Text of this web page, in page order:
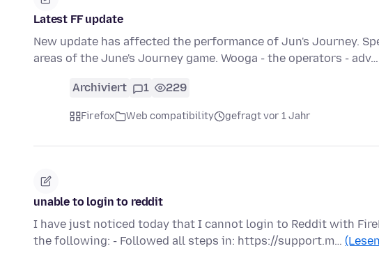
Latest FF update
New update has affected the performance of Jun's Journey.
areas of the June's Journey game. Wooga - the operators - adv…
Archiviert 1 229
Firefox Web compatibility gefragt vor 1 Jahr
unable to login to reddit
I have just noticed today that I cannot login to Reddit with
the following: - Followed all steps in: https://support.m…